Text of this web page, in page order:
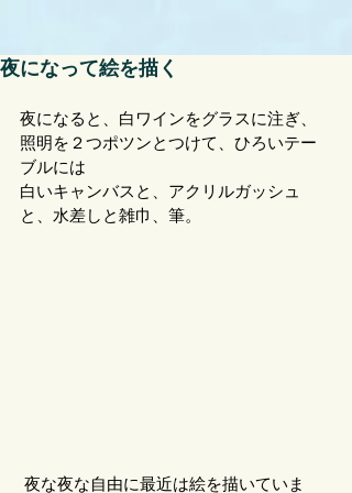
夜になって絵を描く
夜になると、白ワインをグラスに注ぎ、
照明を２つポツンとつけて、ひろいテー
ブルには
白いキャンバスと、アクリルガッシュ
と、水差しと雑巾、筆。